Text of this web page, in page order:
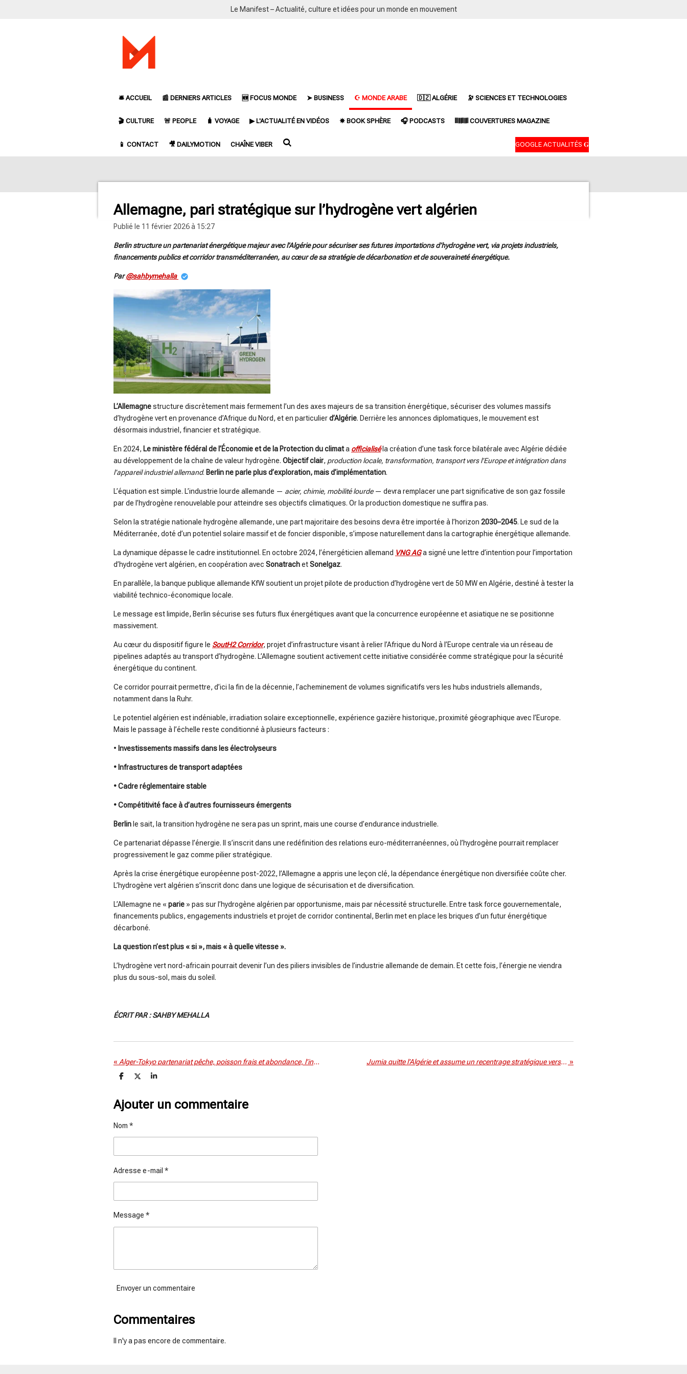
Le Manifest – Actualité, culture et idées pour un monde en mouvement
🛎️ ACCUEIL 📰 DERNIERS ARTICLES 🆕 FOCUS MONDE ➤ BUSINESS ☪ MONDE ARABE 🇩🇿 ALGÉRIE 🔭 SCIENCES ET TECHNOLOGIES
🎬 CULTURE 🚨 PEOPLE 🧳 VOYAGE ▶ L'ACTUALITÉ EN VIDÉOS ✵ BOOK SPHÈRE 🎧 PODCASTS 𝄃𝄃𝄂𝄂𝄀𝄁𝄃𝄂𝄂𝄃 COUVERTURES MAGAZINE
📱 CONTACT 🎥 DAILYMOTION CHAÎNE VIBER GOOGLE ACTUALITÉS 𝐆
Allemagne, pari stratégique sur l’hydrogène vert algérien
Publié le 11 février 2026 à 15:27
Berlin structure un partenariat énergétique majeur avec l’Algérie pour sécuriser ses futures importations d’hydrogène vert, via projets industriels,
financements publics et corridor transméditerranéen, au cœur de sa stratégie de décarbonation et de souveraineté énergétique.
Par@sahbymehalla
L’Allemagnestructure discrètement mais fermement l’un des axes majeurs de sa transition énergétique, sécuriser des volumes massifs
d’hydrogène vert en provenance d’Afrique du Nord, et en particulierd’Algérie. Derrière les annonces diplomatiques, le mouvement est
désormais industriel, financier et stratégique.
En 2024, Le ministère fédéral de l’Économie et de la Protection du climata officialiséla création d’une task force bilatérale avec Algérie dédiée
au développement de la chaîne de valeur hydrogène. Objectif clair, production locale, transformation, transport vers l’Europe et intégration dans
l’appareil industriel allemand. Berlin ne parle plus d’exploration, mais d’implémentation.
L’équation est simple. L’industrie lourde allemande — acier, chimie, mobilité lourde— devra remplacer une part significative de son gaz fossile
par de l’hydrogène renouvelable pour atteindre ses objectifs climatiques. Or la production domestique ne suffira pas.
Selon la stratégie nationale hydrogène allemande, une part majoritaire des besoins devra être importée à l’horizon 2030–2045. Le sud de la
Méditerranée, doté d’un potentiel solaire massif et de foncier disponible, s’impose naturellement dans la cartographie énergétique allemande.
La dynamique dépasse le cadre institutionnel. En octobre 2024, l’énergéticien allemand VNG AGa signé une lettre d’intention pour l’importation
d’hydrogène vert algérien, en coopération avec SonatrachetSonelgaz.
En parallèle, la banque publique allemande KfW soutient un projet pilote de production d’hydrogène vert de 50 MW en Algérie, destiné à tester la
viabilité technico-économique locale.
Le message est limpide, Berlin sécurise ses futurs flux énergétiques avant que la concurrence européenne et asiatique ne se positionne
massivement.
Au cœur du dispositif figure le SoutH2 Corridor, projet d’infrastructure visant à relier l’Afrique du Nord à l’Europe centrale via un réseau de
pipelines adaptés au transport d’hydrogène. L’Allemagne soutient activement cette initiative considérée comme stratégique pour la sécurité
énergétique du continent.
Ce corridor pourrait permettre, d’ici la fin de la décennie, l’acheminement de volumes significatifs vers les hubs industriels allemands,
notamment dans la Ruhr.
Le potentiel algérien est indéniable, irradiation solaire exceptionnelle, expérience gazière historique, proximité géographique avec l’Europe.
Mais le passage à l’échelle reste conditionné à plusieurs facteurs :
• Investissements massifs dans les électrolyseurs
• Infrastructures de transport adaptées
• Cadre réglementaire stable
• Compétitivité face à d’autres fournisseurs émergents
Berlin le sait, la transition hydrogène ne sera pas un sprint, mais une course d’endurance industrielle.
Ce partenariat dépasse l’énergie. Il s’inscrit dans une redéfinition des relations euro-méditerranéennes, où l’hydrogène pourrait remplacer
progressivement le gaz comme pilier stratégique.
Après la crise énergétique européenne post-2022, l’Allemagne a appris une leçon clé, la dépendance énergétique non diversifiée coûte cher.
L’hydrogène vert algérien s’inscrit donc dans une logique de sécurisation et de diversification.
L’Allemagne ne « parie » pas sur l’hydrogène algérien par opportunisme, mais par nécessité structurelle. Entre task force gouvernementale,
financements publics, engagements industriels et projet de corridor continental, Berlin met en place les briques d’un futur énergétique
décarboné.
La question n’est plus « si », mais « à quelle vitesse ».
L’hydrogène vert nord-africain pourrait devenir l’un des piliers invisibles de l’industrie allemande de demain. Et cette fois, l’énergie ne viendra
plus du sous-sol, mais du soleil.
ÉCRIT PAR : SAHBY MEHALLA
« Alger-Tokyo partenariat pêche, poisson frais et abondance, l’initiative algéro-japonaise née en 2021 se déploie à grande échelle Jumia quitte l’Algérie et assume un recentrage stratégique vers la rentabilité »
P
t
a
r
P
t
a
P
t
Ajouter un commentaire
Nom *
Adresse e-mail *
Message *
Envoyer un commentaire
Commentaires
Il n'y a pas encore de commentaire.